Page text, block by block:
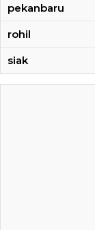
pekanbaru
rohil
siak